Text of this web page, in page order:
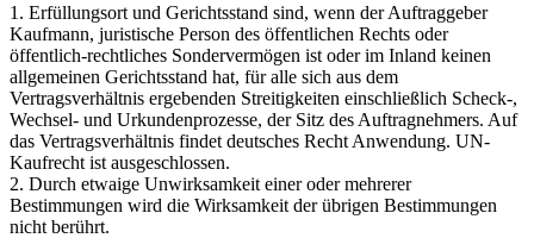
1. Erfüllungsort und Gerichtsstand sind, wenn der Auftraggeber
Kaufmann, juristische Person des öffentlichen Rechts oder
öffentlich-rechtliches Sondervermögen ist oder im Inland keinen
allgemeinen Gerichtsstand hat, für alle sich aus dem
Vertragsverhältnis ergebenden Streitigkeiten einschließlich Scheck-,
Wechsel- und Urkundenprozesse, der Sitz des Auftragnehmers. Auf
das Vertragsverhältnis findet deutsches Recht Anwendung. UN-
Kaufrecht ist ausgeschlossen.
2. Durch etwaige Unwirksamkeit einer oder mehrerer
Bestimmungen wird die Wirksamkeit der übrigen Bestimmungen
nicht berührt.